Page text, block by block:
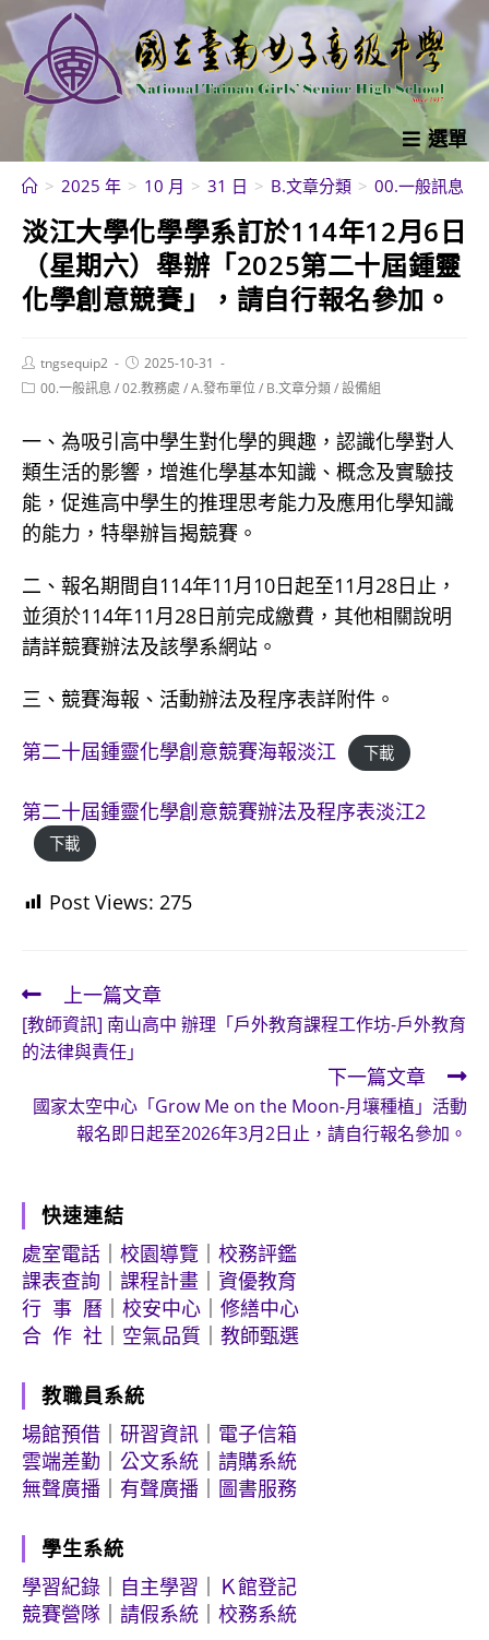
跳
轉
至
內
選單
> 2025 年 > 10 月 > 31 日 > B.文章分類 > 00.一般訊息
淡江大學化學學系訂於114年12月6日
（星期六）舉辦「2025第二十屆鍾靈
化學創意競賽」，請自行報名參加。
Post
author:
tngsequip2
Post
published:
2025-10-31
Post00.一般訊息 /02.教務處 /A.發布單位/ B.文章分類/設備組
一、為吸引高中學生對化學的興趣，認識化學對人
類生活的影響，增進化學基本知識、概念及實驗技
能，促進高中學生的推理思考能力及應用化學知識
的能力，特舉辦旨揭競賽。
二、報名期間自114年11月10日起至11月28日止，
並須於114年11月28日前完成繳費，其他相關說明
請詳競賽辦法及該學系網站。
三、競賽海報、活動辦法及程序表詳附件。
第二十屆鍾靈化學創意競賽海報淡江
下載
第二十屆鍾靈化學創意競賽辦法及程序表淡江2
下載
Post Views: 275
Read
more
articles
上一篇文章
[教師資訊] 南山高中 辦理「戶外教育課程工作坊-戶外教育
的法律與責任」
下一篇文章
國家太空中心「Grow Me on the Moon-月壤種植」活動
報名即日起至2026年3月2日止，請自行報名參加。
快速連結
處室電話
校園導覽
校務評鑑
課表查詢
課程計畫
資優教育
行 事 曆
校安中心
修繕中心
合 作 社
空氣品質 教師甄選
教職員系統
場館預借
研習資訊
電子信箱
雲端差勤
公文系統
請購系統
無聲廣播
有聲廣播 圖書服務
學生系統
學習紀錄
自主學習
Ｋ館登記
競賽營隊
請假系統 校務系統